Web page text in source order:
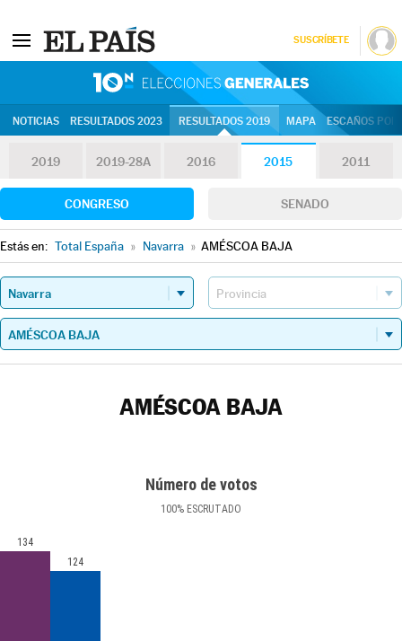
SUSCRÍBETE
NOTICIAS RESULTADOS 2023 RESULTADOS 2019 MAPA ESCAÑOS
2019 2019-28A 2016 2015 2011
CONGRESO SENADO
Estás en: Total España » Navarra » AMÉSCOA BAJA
AMÉSCOA BAJA
Número de votos
100% ESCRUTADO
134
124